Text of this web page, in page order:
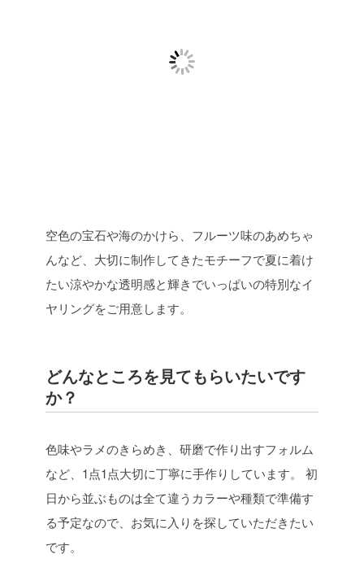
空色の宝石や海のかけら、フルーツ味のあめちゃ
んなど、大切に制作してきたモチーフで夏に着け
たい涼やかな透明感と輝きでいっぱいの特別なイ
ヤリングをご用意します。
どんなところを見てもらいたいです
か？
色味やラメのきらめき、研磨で作り出すフォルム
など、1点1点大切に丁寧に手作りしています。
初
日から並ぶものは全て違うカラーや種類で準備す
る予定なので、お気に入りを探していただきたい
です。